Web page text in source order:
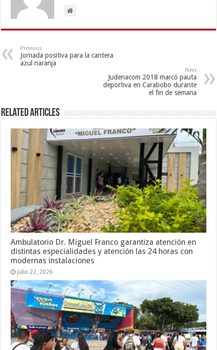
Previous
Jornada positiva para la cantera
azul naranja
Next
Judenacom 2018 marcó pauta
deportiva en Carabobo durante
el fin de semana
Related Articles
Ambulatorio Dr. Miguel Franco garantiza atención en
distintas especialidades y atención las 24 horas con
modernas instalaciones
julio 22, 2026